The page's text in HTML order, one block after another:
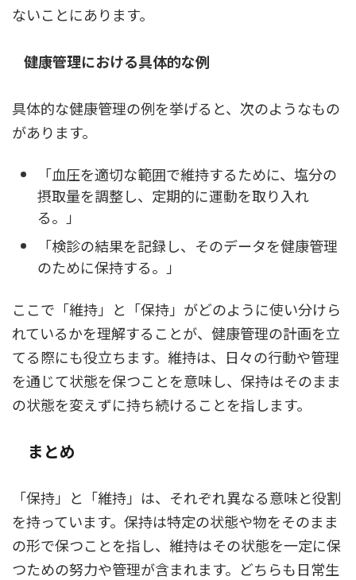
ないことにあります。
健康管理における具体的な例
具体的な健康管理の例を挙げると、次のようなもの
があります。
「血圧を適切な範囲で維持するために、塩分の
摂取量を調整し、定期的に運動を取り入れ
る。」
「検診の結果を記録し、そのデータを健康管理
のために保持する。」
ここで「維持」と「保持」がどのように使い分けら
れているかを理解することが、健康管理の計画を立
てる際にも役立ちます。維持は、日々の行動や管理
を通じて状態を保つことを意味し、保持はそのまま
の状態を変えずに持ち続けることを指します。
まとめ
「保持」と「維持」は、それぞれ異なる意味と役割
を持っています。保持は特定の状態や物をそのまま
の形で保つことを指し、維持はその状態を一定に保
つための努力や管理が含まれます。どちらも日常生